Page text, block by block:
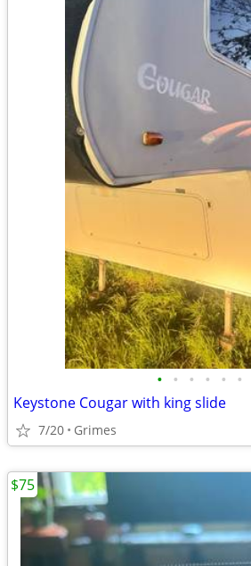
• • • • • •
Keystone Cougar with king slide
7/20 Grimes
$75